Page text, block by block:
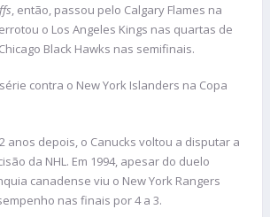
, então, passou pelo Calgary Flames na
o Los Angeles Kings nas quartas de
Black Hawks nas semifinais.
contra o New York Islanders na Copa
anos depois, o Canucks voltou a disputar a
da NHL. Em 1994, apesar do duelo
canadense viu o New York Rangers
nas finais por 4 a 3.